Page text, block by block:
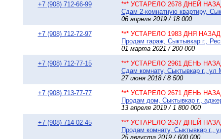
+7 (908) 712-66-99
*** УСТАРЕЛО 2678 ДНЕЙ
Сдам 2-комнатную квартиру,
06 апреля 2019 / 18 000
+7 (908) 712-72-97
*** УСТАРЕЛО 1983 ДНЯ НАЗАД
Продам гараж, Сыктывкар г.,
01 марта 2021 / 200 000
+7 (908) 712-77-15
*** УСТАРЕЛО 2961 ДЕНЬ
Сдам комнату, Сыктывкар г., ул
27 июня 2018 / 8 500
+7 (908) 713-77-77
*** УСТАРЕЛО 2671 ДЕНЬ
Продам дом, Сыктывкар г.,
13 апреля 2019 / 1 800 000
+7 (908) 714-02-45
*** УСТАРЕЛО 2537 ДНЕЙ
Продам комнату, Сыктывкар г.,
25 августа 2019 / 600 000